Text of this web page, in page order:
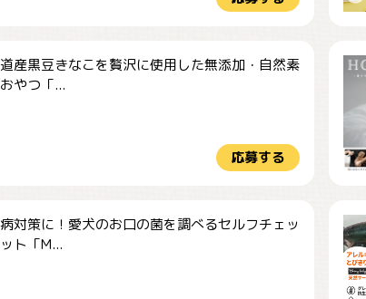
産黒豆きなこを贅沢に使用した無添加・自然素
やつ「...
応募する
対策に！愛犬のお口の菌を調べるセルフチェッ
ト「M...